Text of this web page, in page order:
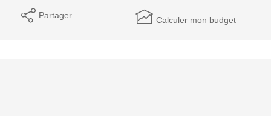
Partager Calculer mon budget